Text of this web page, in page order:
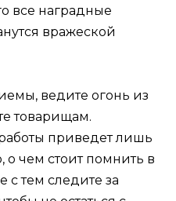
все наградные
вражеской
ведите огонь из
товарищам.
приведет лишь
чем стоит помнить в
с тем следите за